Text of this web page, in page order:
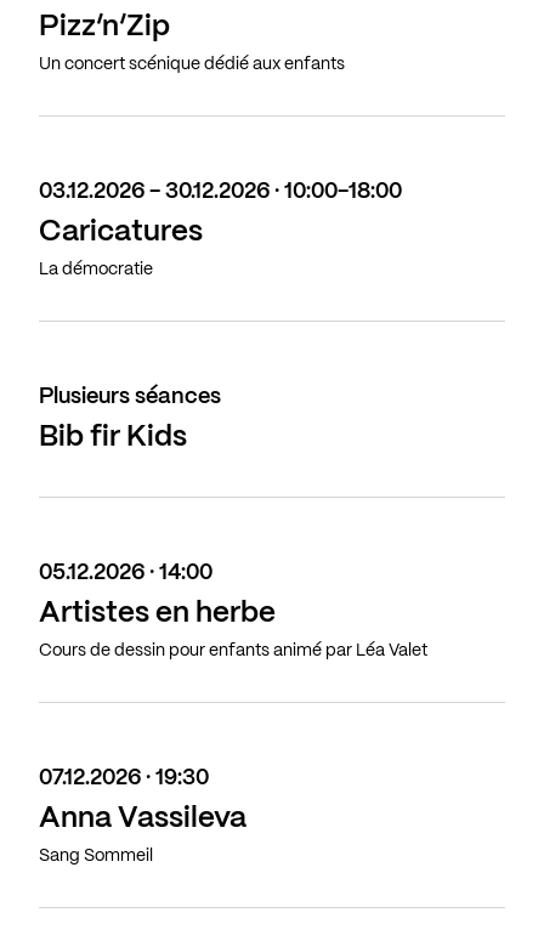
Pizz’n’Zip
Un concert scénique dédié aux enfants
03.12.2026 - 30.12.2026 · 10:00-18:00
Caricatures
La démocratie
Plusieurs séances
Bib fir Kids
05.12.2026 · 14:00
Artistes en herbe
Cours de dessin pour enfants animé par Léa Valet
07.12.2026 · 19:30
Anna Vassileva
Sang Sommeil